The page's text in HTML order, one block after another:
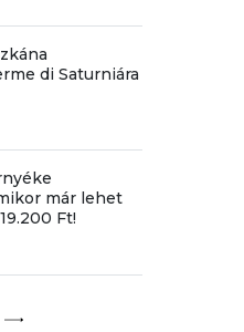
di Saturniára
már lehet
Ft!